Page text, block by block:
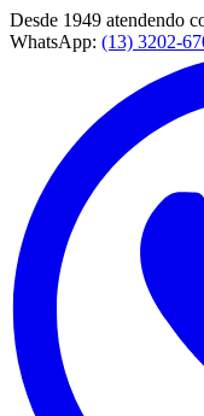
Desde 1949 atendendo
WhatsApp: (13) 3202-